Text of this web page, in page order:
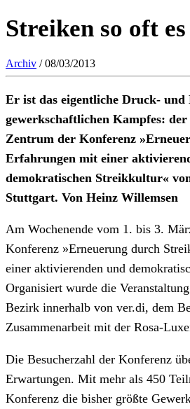
Streiken so oft
Archiv / 08/03/2013
Er ist das eigentliche Druck- und
gewerkschaftlichen Kampfes:
Zentrum der Konferenz
Erfahrungen mit einer
demokratischen Streikkultur«
Stuttgart. Von Heinz Willemsen
Am Wochenende vom 1. bis 3.
Konferenz »Erneuerung durch
einer aktivierenden und
Organisiert wurde die
Bezirk innerhalb von ver.di, dem
Zusammenarbeit mit der Rosa-
Die Besucherzahl der Konferenz
Erwartungen. Mit mehr als 450
Konferenz die bisher größte